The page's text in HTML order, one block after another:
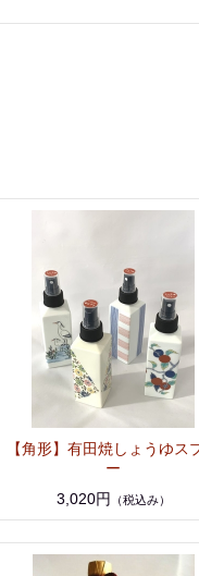
【角形】有田焼しょうゆス
ー
3,020円
（税込み）